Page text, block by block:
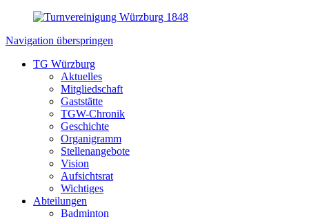
Navigation überspringen
TG Würzburg
Aktuelles
Mitgliedschaft
Gaststätte
TGW-Chronik
Geschichte
Organigramm
Stellenangebote
Vision
Aufsichtsrat
Wichtiges
Abteilungen
Badminton